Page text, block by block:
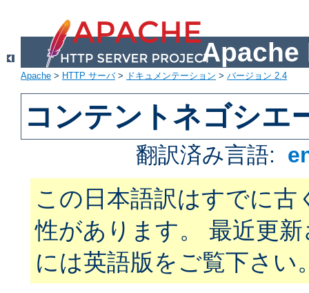
Apache
Apache > HTTP サーバ> ドキュメンテーション > バージョン 2.4
コンテントネゴシエ
翻訳済み言語:
この日本語訳はすでに古
性があります。 最近更
には英語版をご覧下さい